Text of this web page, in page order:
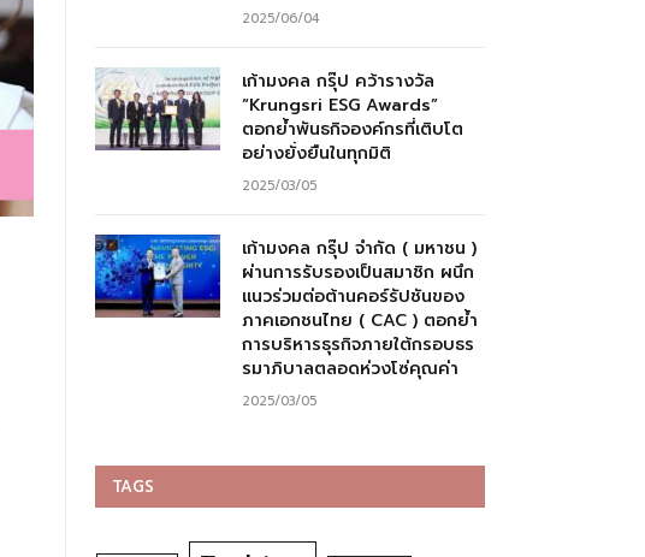
2025/06/04
เก้ามงคล กรุ๊ป คว้ารางวัล
“Krungsri ESG Awards”
ตอกย้ำพันธกิจองค์กรที่เติบโต
อย่างยั่งยืนในทุกมิติ
2025/03/05
เก้ามงคล กรุ๊ป จำกัด ( มหาชน )
ผ่านการรับรองเป็นสมาชิก ผนึก
แนวร่วมต่อต้านคอร์รัปชันของ
ภาคเอกชนไทย ( CAC ) ตอกย้ำ
การบริหารธุรกิจภายใต้กรอบธร
รมาภิบาลตลอดห่วงโซ่คุณค่า
2025/03/05
TAGS